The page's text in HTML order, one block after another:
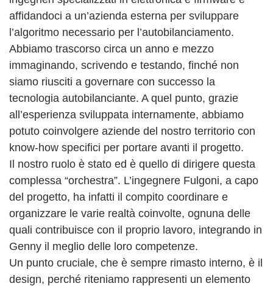
affidandoci a un’azienda esterna per sviluppare
l’algoritmo necessario per l’autobilanciamento.
Abbiamo trascorso circa un anno e mezzo
immaginando, scrivendo e testando, finché non
siamo riusciti a governare con successo la
tecnologia autobilanciante. A quel punto, grazie
all’esperienza sviluppata internamente, abbiamo
potuto coinvolgere aziende del nostro territorio con
know-how specifici per portare avanti il progetto.
Il nostro ruolo è stato ed è quello di dirigere questa
complessa “orchestra”. L’ingegnere Fulgoni, a capo
del progetto, ha infatti il compito coordinare e
organizzare le varie realtà coinvolte, ognuna delle
quali contribuisce con il proprio lavoro, integrando in
Genny il meglio delle loro competenze.
Un punto cruciale, che è sempre rimasto interno, è il
design, perché riteniamo rappresenti un elemento